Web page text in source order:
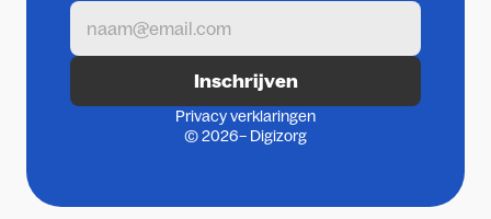
Privacy verklaringen
© 2026– Digizorg